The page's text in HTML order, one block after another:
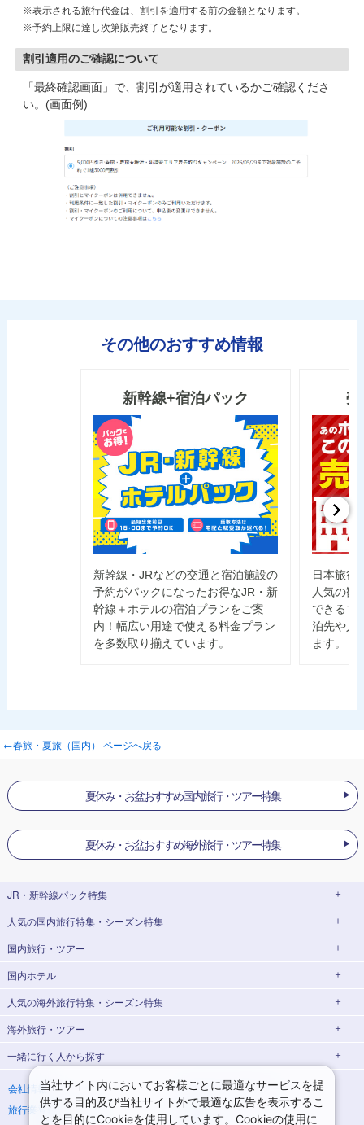
※表示される旅行代金は、割引を適用する前の金額となります。
※予約上限に達し次第販売終了となります。
割引適用のご確認について
「最終確認画面」で、割引が適用されているかご確認くださ
い。(画面例)
その他のおすすめ情報
新幹線+宿泊パック
新幹線・JRなどの交通と宿泊施設の
予約がパックになったお得なJR・新
幹線＋ホテルの宿泊プランをご案
内！幅広い用途で使える料金プラン
を多数取り揃えています。
売
日本旅行
人気の観
できるプ
泊先や人
ます。
←春旅・夏旅（国内） ページへ戻る
夏休み・お盆おすすめ国内旅行・ツアー特集
夏休み・お盆おすすめ海外旅行・ツアー特集
JR・新幹線パック特集
JR・新幹線＋ホテルパック
出張パック
人気の国内旅行特集・シーズン特集
東京ディズニーリゾート®への旅
ユニバーサル・スタジオ・ジャパン(USJ)
夏休み・お盆休み旅行 シルバーウィーク旅行
冬休み旅行 年末年始・お正月の旅行
国内旅行・ツアー
北海道旅行・ツアー
東北旅行・ツアー
青森旅行・ツアー
宮城旅行・ツアー
山形旅行・ツアー 福島旅行・ツアー
関東旅行・ツアー
国内ホテル
北海道ホテル・旅館
青森ホテル・旅館 岩手ホテル・旅館
宮城ホテル・旅館 秋田ホテル・旅館
人気の海外旅行特集・シーズン特集
添乗員付きツアー特集
海外航空券＋ホテル
海外世界遺産特集 ゴールデンウィーク(GW) 海外旅行
夏休み・お盆休みの海外旅行 シルバーウィークの海外旅行
海外旅行・ツアー
ヨーロッパ
イタリア旅行・ツアー スペイン旅行・ツアー
フランス旅行・ツアー ドイツ旅行・ツアー
一緒に行く人から探す
一人旅 海外一人旅
家族・子連れ旅行 海外家族・子連れ旅行
会社情報
プライバシーポリシー
旅行業登録票・約款
規約集
当社サイト内においてお客様ごとに最適なサービスを提
供する目的及び当社サイト外で最適な広告を表示するこ
とを目的にCookieを使用しています。Cookieの使用に